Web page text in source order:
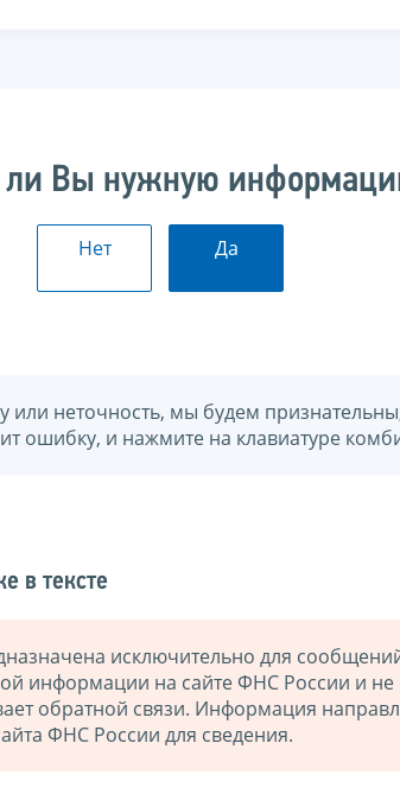
Вы нужную
Нет Да
или неточность, мы будем
ошибку, и нажмите на клавиатуре
в тексте
исключительно для
информации на сайте ФНС России и не
обратной связи. Информация
ФНС России для сведения.